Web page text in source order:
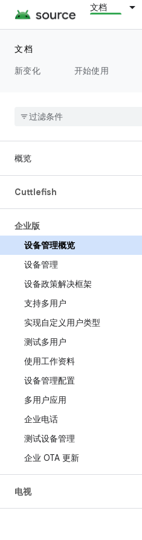
文档
文档
新变化
开始使用
概览
Cuttlefish
企业版
设备管理概览
设备管理
设备政策解决框架
支持多用户
实现自定义用户类型
测试多用户
使用工作资料
设备管理配置
多用户应用
企业电话
测试设备管理
企业 OTA 更新
电视